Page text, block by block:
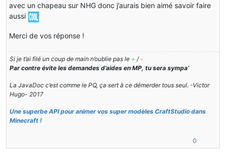
avec un chapeau sur NHG donc j’aurais bien aimé savoir faire
aussi
Merci de vos réponse !
Si je t’ai filé un coup de main n’oublie pas le + / -
Par contre évite les demandes d’aides en MP, tu sera sympa’
La JavaDoc c’est comme le PQ, ça sert à ce démerder tous seul. -Victor
Hugo- 2017
Une superbe API pour animer vos super modèles CraftStudio dans
Minecraft !
0